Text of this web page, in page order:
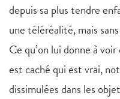
depuis sa plus tendre
une téléréalité, mais
Ce qu’on lui donne à
est caché qui est vrai,
dissimulées dans les